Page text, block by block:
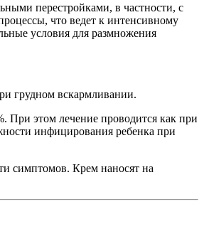
перестройками, в частности, с
что ведет к интенсивному
условия для размножения
грудном вскармливании.
При этом лечение проводится как при
инфицирования ребенка при
симптомов. Крем наносят на